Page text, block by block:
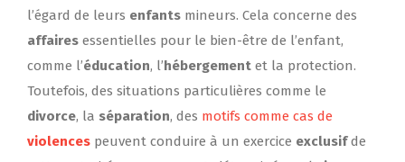
l’égard de leurs enfants mineurs. Cela concerne des
affaires essentielles pour le bien-être de l’enfant,
comme l’éducation, l’hébergement et la protection.
Toutefois, des situations particulières comme le
divorce, la séparation, des motifs comme cas de
violences peuvent conduire à un exercice exclusifde